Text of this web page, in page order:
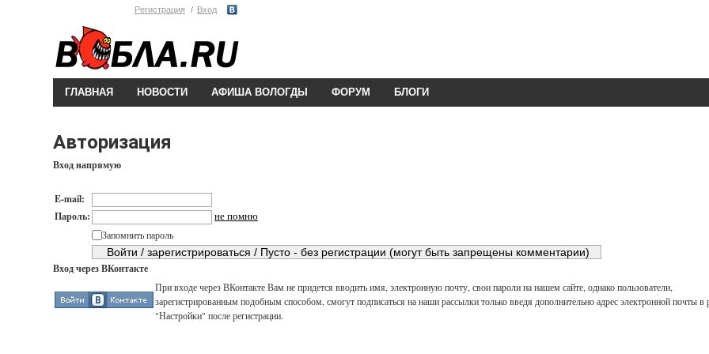
Регистрация Вход
ГЛАВНАЯ НОВОСТИ АФИША ВОЛОГДЫ ФОРУМ БЛОГИ
Авторизация
Вход напрямую
E-mail:
Пароль:
не помню
Запомнить пароль
Вход через ВКонтакте
При входе через ВКонтакте Вам не придется вводить имя, электронную почту, свои пароли на нашем сайте, однако пользователи,
зарегистрированным подобным способом, смогут подписаться на наши рассылки только введя дополнительно адрес электронной почты в
"Настройки" после регистрации.